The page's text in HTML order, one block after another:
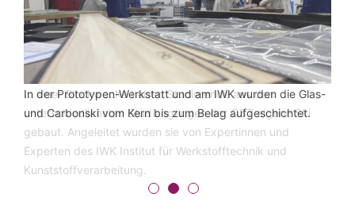
In einer Blockwoche haben Studierende aus den
unterschiedlichsten Studiengängen der OST eigene Ski
gebaut. Angeleitet wurden sie von Expertinnen und
Experten des IWK Institut für Werkstofftechnik und
Kunststoffverarbeitung.
In der Prototypen-Werkstatt und am IWK wurden die Glas-
und Carbonski vom Kern bis zum Belag aufgeschichtet.
Getestet wurden die selbstgebauten Ski dann an einem
Skiwochenende in Disentis.